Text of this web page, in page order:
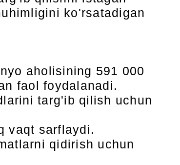
ko'rsatadigan
aholisining 591 000
faol foydalanadi.
targ'ib qilish uchun
vaqt sarflaydi.
qidirish uchun